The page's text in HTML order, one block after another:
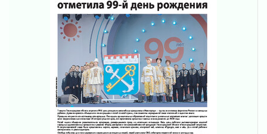
Важная информация
04 августа 2026
Что делать со сбережениями
Награды нашли строителей
03 августа 2026
Ленобласть повышает производительность
труда в ЖКХ
03 августа 2026